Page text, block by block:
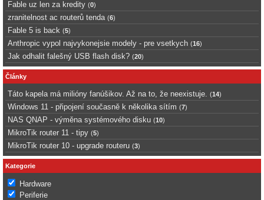
Fable uz len za kredity (0)
zranitelnost ac routerů tenda (6)
Fable 5 is back (5)
Anthropic vypol najvykonejsie modely - pre vsetkych (16)
Jak odhalit falešný USB flash disk? (20)
Články
Táto kapela má milióny fanúšikov. Až na to, že neexistuje. (14)
Windows 11 - připojení současně k několika sítím (7)
NAS QNAP - výměna systémového disku (10)
MikroTik router 11 - tipy (5)
MikroTik router 10 - upgrade routeru (3)
Kategorie
Hardware
Periferie